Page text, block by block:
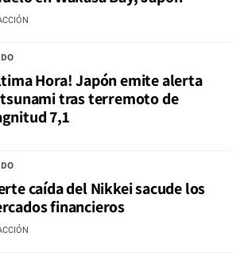
Hora! Japón emite alerta
tras terremoto de
7,1
caída del Nikkei sacude los
financieros